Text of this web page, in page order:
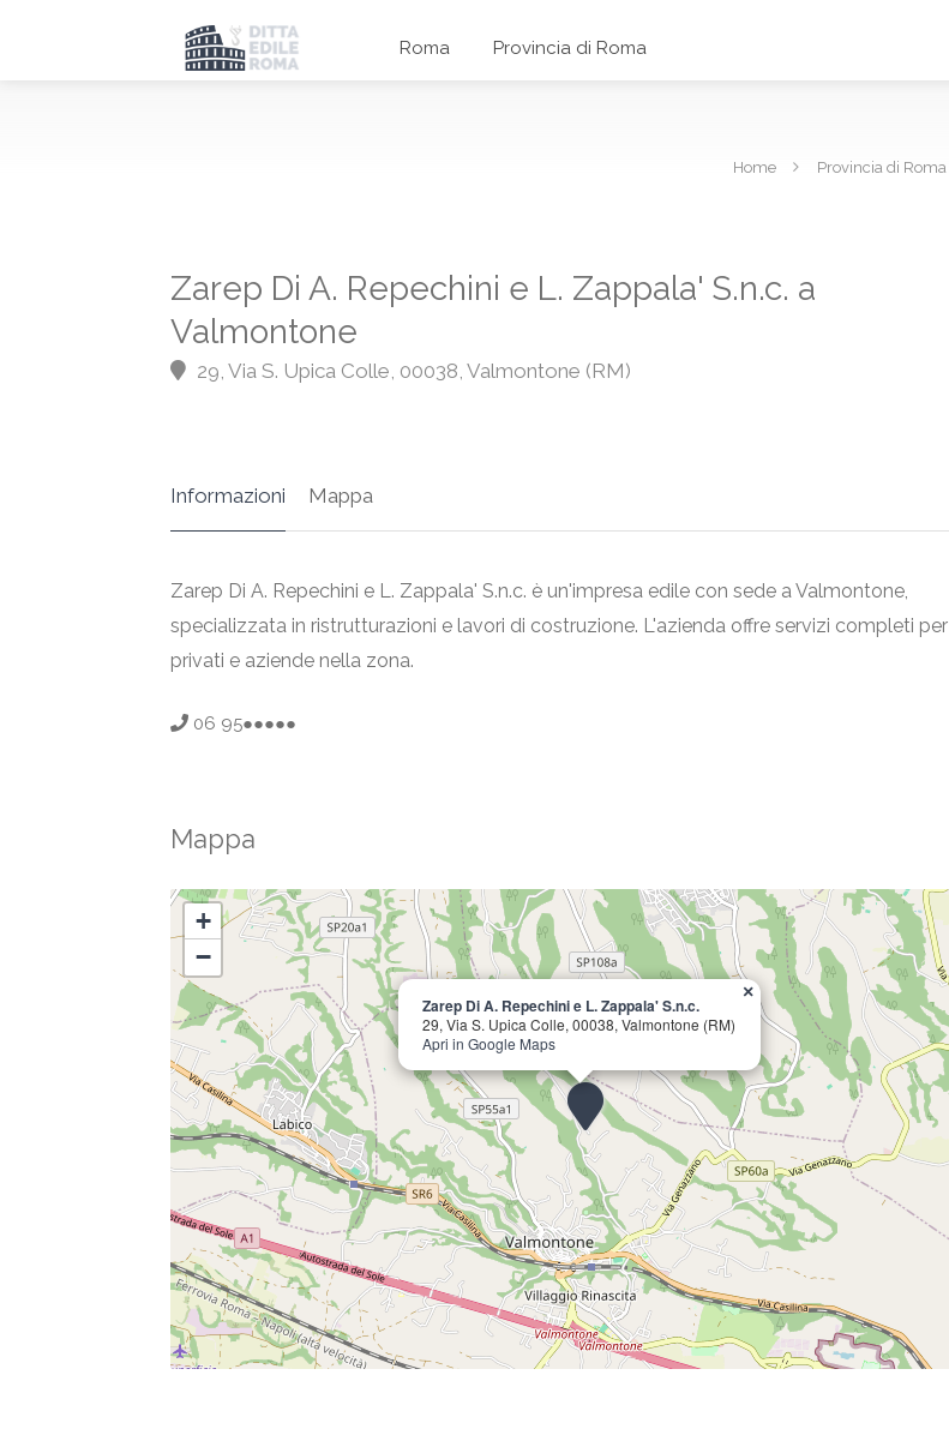
Roma Provincia di Roma
Home Provincia di Roma
Zarep Di A. Repechini e L. Zappala' S.n.c. a
Valmontone
29, Via S. Upica Colle, 00038, Valmontone (RM)
Informazioni Mappa
Zarep Di A. Repechini e L. Zappala' S.n.c. è un'impresa edile con sede a Valmontone,
specializzata in ristrutturazioni e lavori di costruzione. L'azienda offre servizi completi per
privati e aziende nella zona.
06 95●●●●●
Mappa
Zarep Di A. Repechini e L. Zappala' S.n.c.
29, Via S. Upica Colle, 00038, Valmontone (RM)
Apri in Google Maps
×
+
−